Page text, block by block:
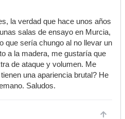
la verdad que hace unos años
salas de ensayo en Murcia,
que sería chungo al no llevar un
a la madera, me gustaría que
de ataque y volumen. Me
una apariencia brutal? He
Saludos.